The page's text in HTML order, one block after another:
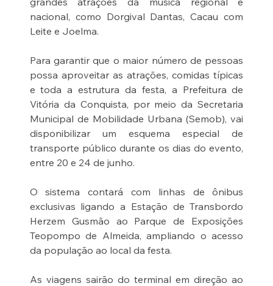
nacional, como Dorgival Dantas, Cacau com
Leite e Joelma.
Para garantir que o maior número de pessoas
possa aproveitar as atrações, comidas típicas
e toda a estrutura da festa, a Prefeitura de
Vitória da Conquista, por meio da Secretaria
Municipal de Mobilidade Urbana (Semob), vai
disponibilizar um esquema especial de
transporte público durante os dias do evento,
entre 20 e 24 de junho.
O sistema contará com linhas de ônibus
exclusivas ligando a Estação de Transbordo
Herzem Gusmão ao Parque de Exposições
Teopompo de Almeida, ampliando o acesso
da população ao local da festa.
As viagens sairão do terminal em direção ao